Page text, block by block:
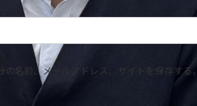
名前、メールアドレス、サイトを保存する。